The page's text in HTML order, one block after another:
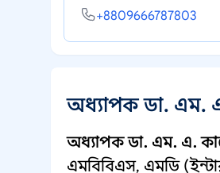
+8809666787803
অধ্যাপক ডা. এম.
অধ্যাপক ডা. এম. এ.
এমবিবিএস, এমডি